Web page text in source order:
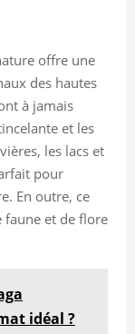
offre une
des hautes
à jamais
et les
les lacs et
pour
En outre, ce
et de flore
idéal ?